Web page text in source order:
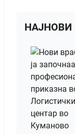
НАЈНОВИ